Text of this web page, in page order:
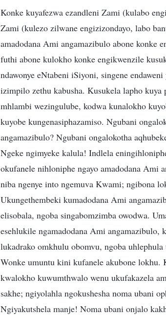
Konke kuyafezwa ezandleni Zami (kulabo
Zami (kulezo zilwane engizizondayo, labo
amadodana Ami angamazibulo abone konke
futhi abone kulokho konke engikwenzile
ndawonye eNtabeni iSiyoni, singene
izimpilo zethu kabusha. Kusukela lapho
mhlambi wezingulube, kodwa kunalokho
kuyobe kungenasiphazamiso. Ngubani
angamazibulo? Ngubani ongalokotha
Ngeke ngimyeke kalula! Indlela
okufanele nihloniphe ngayo amadodana
niba ngenye into ngemuva Kwami; ngibona
Ukungethembeki kumadodana Ami
elisobala, ngoba singabomzimba owodwa.
esehlukile ngamadodana Ami angamazibulo,
lukadrako omkhulu obomvu, ngoba
Wonke umuntu kini kufanele akubone lokhu.
kwalokho kuwumthwalo wenu ukufakazela
sakhe; ngiyolahla ngokushesha noma ubani
Ngiyakutshela manje! Noma ubani onjalo